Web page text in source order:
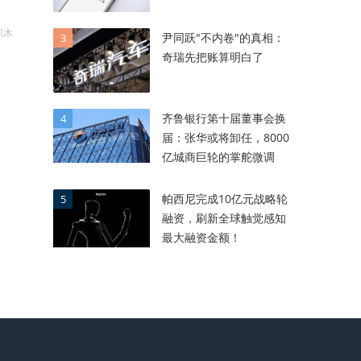
木 3
尹同跃"不内卷"的真相：
奇瑞先把账算明白了
4
齐鲁银行第十届董事会换
届：张华或将卸任，8000
亿城商巨轮的掌舵微调
5
帕西尼完成10亿元战略轮
融资，刷新全球触觉感知
最大融资金额！